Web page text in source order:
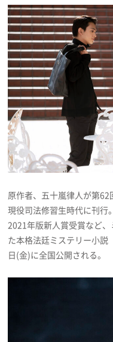
プレゼント
インタビュー
フィルム
Emoメン
ランキング
Emo!miuとは？
免責事項
プライバシーポリシー
原作者、五十嵐律人が第62
現役司法修習生時代に刊行
2021年版新人賞受賞など
た本格法廷ミステリー小
日(金)に全国公開される。